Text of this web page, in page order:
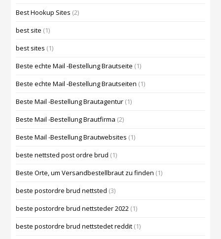
Best Hookup Sites (2)
best site (1)
best sites (1)
Beste echte Mail -Bestellung Brautseite (1)
Beste echte Mail -Bestellung Brautseiten (1)
Beste Mail -Bestellung Brautagentur (1)
Beste Mail -Bestellung Brautfirma (2)
Beste Mail -Bestellung Brautwebsites (1)
beste nettsted post ordre brud (1)
Beste Orte, um Versandbestellbraut zu finden (1)
beste postordre brud nettsted (3)
beste postordre brud nettsteder 2022 (1)
beste postordre brud nettstedet reddit (1)